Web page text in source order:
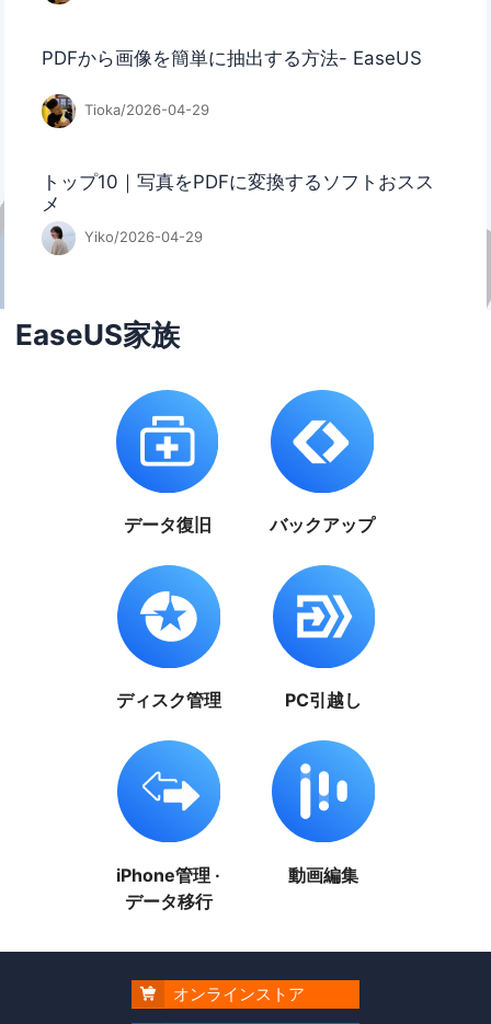
PDFから画像を簡単に抽出する方法- EaseUS
Tioka/2026-04-29
トップ10｜写真をPDFに変換するソフトおスス
メ
Yiko/2026-04-29
EaseUS家族
データ復旧 バックアップ
ディスク管理 PC引越し
iPhone管理 ·
データ移行
動画編集
 オンラインストア